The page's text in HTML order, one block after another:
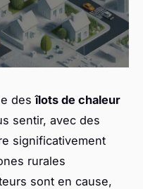
desîlots de chaleur
sentir, avec des
significativement
rurales
sont en cause,